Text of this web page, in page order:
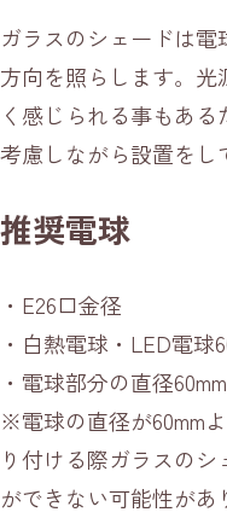
ガラスのシェードは
方向を照らします。
く感じられる事もあ
考慮しながら設置をし
推奨電球
・E26口金径
・白熱電球・LED電球
・電球部分の直径
※電球の直径が60mm
り付ける際ガラスの
ができない可能性があ